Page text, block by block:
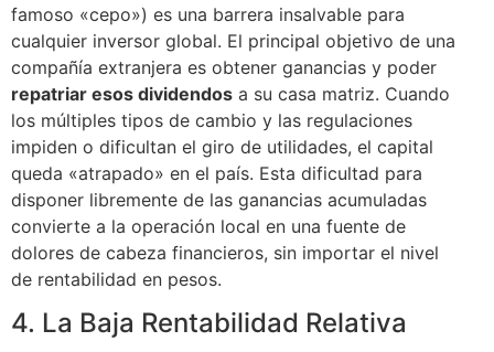
famoso «cepo») es una barrera insalvable para
cualquier inversor global. El principal objetivo de una
compañía extranjera es obtener ganancias y poder
repatriar esos dividendos a su casa matriz. Cuando
los múltiples tipos de cambio y las regulaciones
impiden o dificultan el giro de utilidades, el capital
queda «atrapado» en el país. Esta dificultad para
disponer libremente de las ganancias acumuladas
convierte a la operación local en una fuente de
dolores de cabeza financieros, sin importar el nivel
de rentabilidad en pesos.
4. La Baja Rentabilidad Relativa